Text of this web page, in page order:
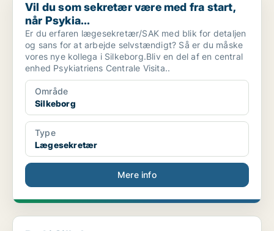
Vil du som sekretær være med fra start,
når Psykia...
Er du erfaren lægesekretær/SAK med blik for detaljen
og sans for at arbejde selvstændigt? Så er du måske
vores nye kollega i Silkeborg.Bliv en del af en central
enhed Psykiatriens Centrale Visita..
Område
Silkeborg
Type
Lægesekretær
Mere info
Bud i Silkeborg